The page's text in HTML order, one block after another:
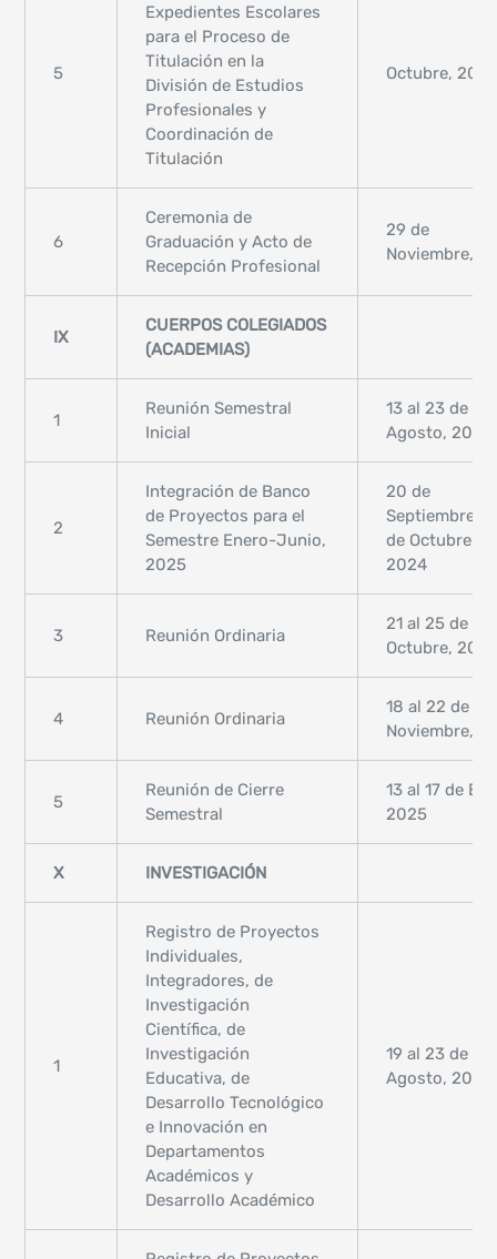
5
Expedientes Escolares
para el Proceso de
Titulación en la
División de Estudios
Profesionales y
Coordinación de
Titulación
Octubre,
6
Ceremonia de
Graduación y Acto de
Recepción Profesional
29 de
Noviembre,
IX
CUERPOS COLEGIADOS
(ACADEMIAS)
1
Reunión Semestral
Inicial
13 al 23 de
Agosto, 2024
2
Integración de Banco
de Proyectos para el
Semestre Enero-Junio,
2025
20 de
Septiembre al
de Octubre,
2024
3 Reunión Ordinaria
21 al 25 de
Octubre,
4 Reunión Ordinaria
18 al 22 de
Noviembre,
5
Reunión de Cierre
Semestral
13 al 17 de
2025
X INVESTIGACIÓN
1
Registro de Proyectos
Individuales,
Integradores, de
Investigación
Científica, de
Investigación
Educativa, de
Desarrollo Tecnológico
e Innovación en
Departamentos
Académicos y
Desarrollo Académico
19 al 23 de
Agosto, 2024